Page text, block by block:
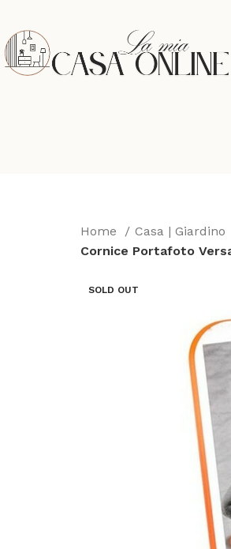
Home Casa | Giardino
Cornice Portafoto
SOLD OUT